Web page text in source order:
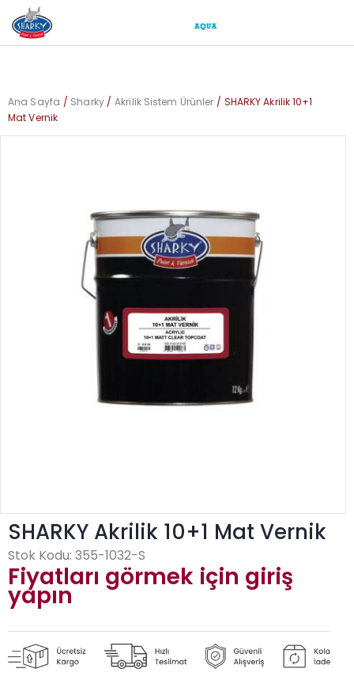
Ana Sayfa Sharky Akrilik Sistem Ürünler
SHARKY Akrilik 10+1
Mat Vernik
SHARKY Akrilik 10+1 Mat Vernik
Stok Kodu: 355-1032-S
Fiyatları görmek için giriş
yapın